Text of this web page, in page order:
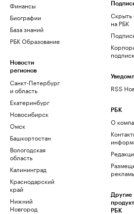
Финансы
Биографии
База знаний
РБК Образование
Новости
регионов
Санкт-Петербург
и область
Екатеринбург
Новосибирск
Омск
Башкортостан
Вологодская
область
Калининград
Краснодарский
край
Нижний
Новгород
Скрыть
на РБК
RSS
РБК
О
Другие
РБК